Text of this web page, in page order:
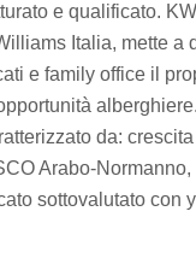
e qualificato.
Italia, mette a
e family office il
da: crescita
Arabo-
sottovalutato con